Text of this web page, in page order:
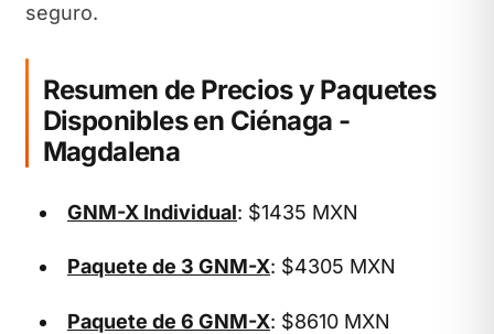
seguro.
Resumen de Precios y Paquetes
Disponibles en Ciénaga -
Magdalena
GNM-X Individual: $1435 MXN
Paquete de 3 GNM-X: $4305 MXN
Paquete de 6 GNM-X: $8610 MXN